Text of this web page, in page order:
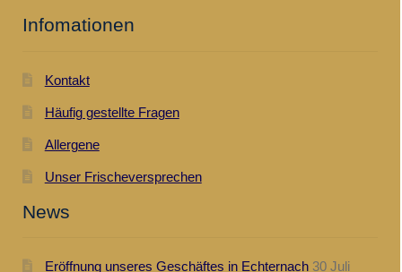
Infomationen
Kontakt
Häufig gestellte Fragen
Allergene
Unser Frischeversprechen
News
Eröffnung unseres Geschäftes in Echternach 30 Juli